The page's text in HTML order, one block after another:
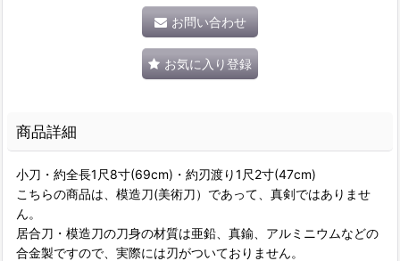
お問い合わせ
お気に入り登録
商品詳細
小刀・約全長1尺8寸(69cm)・約刃渡り1尺2寸(47cm)
こちらの商品は、模造刀(美術刀）であって、真剣ではありませ
ん。
居合刀・模造刀の刀身の材質は亜鉛、真鍮、アルミニウムなどの
合金製ですので、実際には刃がついておりません。